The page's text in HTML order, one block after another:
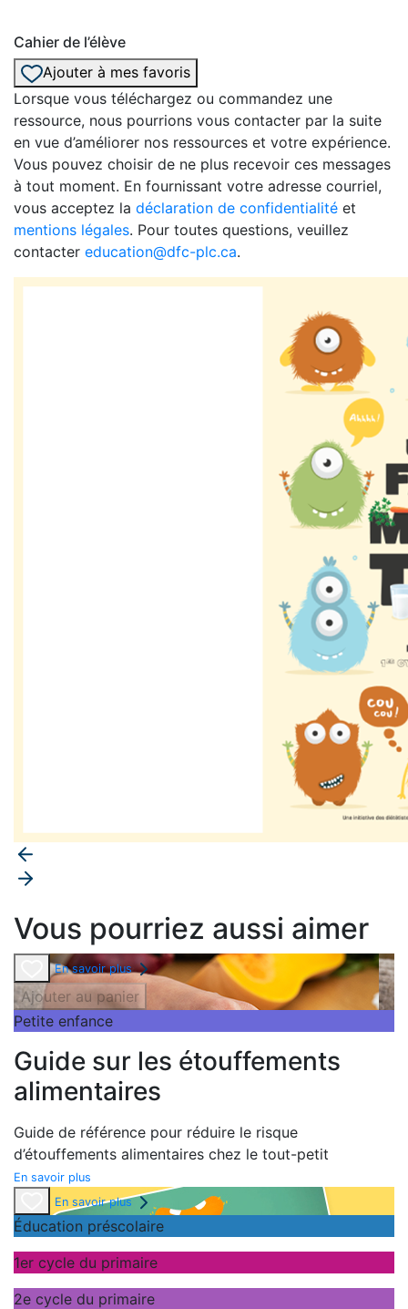
Cahier de l’élève
Ajouter à mes favoris
Lorsque vous téléchargez ou commandez une
ressource, nous pourrions vous contacter par la suite
en vue d’améliorer nos ressources et votre expérience.
Vous pouvez choisir de ne plus recevoir ces messages
à tout moment. En fournissant votre adresse courriel,
vous acceptez la déclaration de confidentialité et
mentions légales. Pour toutes questions, veuillez
contacter education@dfc-plc.ca.
Vous pourriez aussi aimer
En savoir plus
Ajouter au panier
Petite enfance
Guide sur les étouffements
alimentaires
Guide de référence pour réduire le risque
d’étouffements alimentaires chez le tout-petit
En savoir plus
En savoir plus
Éducation préscolaire
1er cycle du primaire
2e cycle du primaire